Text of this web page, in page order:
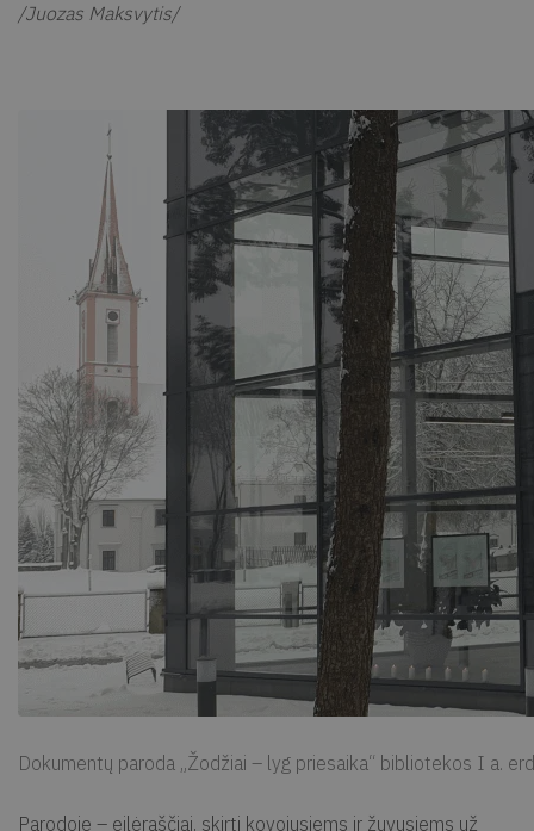
/Juozas Maksvytis/
Dokumentų paroda „Žodžiai – lyg priesaika“ bibliotekos I a.
Parodoje – eilėraščiai, skirti kovojusiems ir žuvusiems už